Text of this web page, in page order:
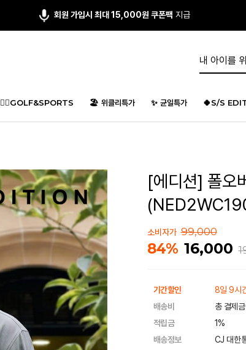
회원 가입시 최대 15,000원 쿠폰팩 지급
🏌️‍♂️GOLF&SPORTS 🏖️ 위클리특가 ✨ 균일특가 🍀S/S
[에디션] 폴오
소비자가 99,000
84% 16,000
기간할인
8일 9시
배송비
총 결제
적립금
1%
배송정보
CJ 대한